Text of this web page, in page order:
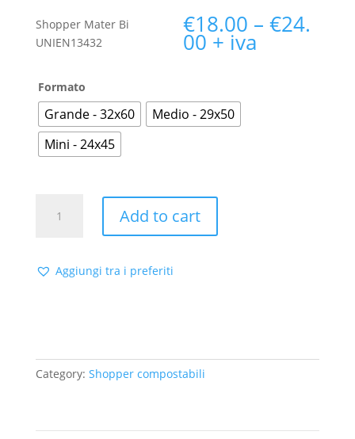
€18.00 –€24.
00 + iva
Shopper Mater Bi
UNIEN13432
Formato
Grande - 32x60
Medio - 29x50
Mini - 24x45
Mater
Add to cart
Aggiungi tra i preferiti
Category: Shopper compostabili